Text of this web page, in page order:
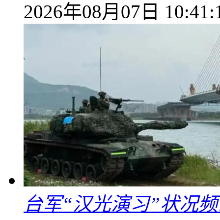
2026年08月07日
台军“汉光演习”状况